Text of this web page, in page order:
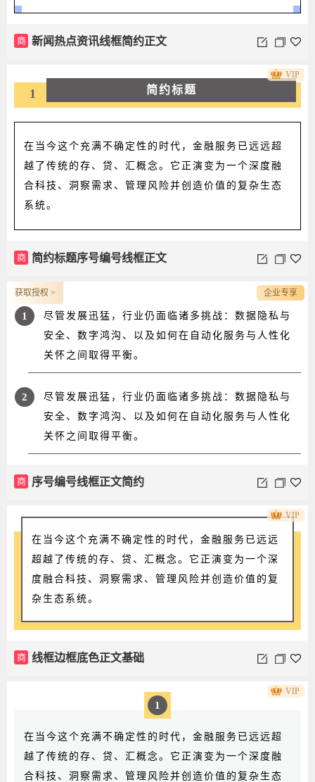
商 新闻热点资讯线框简约正文
1 简约标题
在当今这个充满不确定性的时代，金融服务已远远超
越了传统的存、贷、汇概念。它正演变为一个深度融
合科技、洞察需求、管理风险并创造价值的复杂生态
系统。
商 简约标题序号编号线框正文
VIP
1
尽管发展迅猛，行业仍面临诸多挑战：数据隐私与
安全、数字鸿沟、以及如何在自动化服务与人性化
关怀之间取得平衡。
2
尽管发展迅猛，行业仍面临诸多挑战：数据隐私与
安全、数字鸿沟、以及如何在自动化服务与人性化
关怀之间取得平衡。
商 序号编号线框正文简约
获取授权 > 企业专享
在当今这个充满不确定性的时代，金融服务已远远
超越了传统的存、贷、汇概念。它正演变为一个深
度融合科技、洞察需求、管理风险并创造价值的复
杂生态系统。
商 线框边框底色正文基础
VIP
1
在当今这个充满不确定性的时代，金融服务已远远超
越了传统的存、贷、汇概念。它正演变为一个深度融
合科技、洞察需求、管理风险并创造价值的复杂生态
VIP